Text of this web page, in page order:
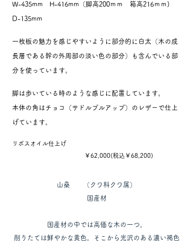
W-435mm H-416mm（脚高200ｍｍ 箱高216ｍｍ)
D-135mm
一枚板の魅力を感じやすいように 部分的に白太（木の成
長層である幹の外周部の淡い色の部分）も含んでいる 部
分を使っています。
脚は歩いている時のような感じに配置しています。
​本体の角はチョコ（サドルプルアップ）のレザーで仕上
げています。
​リボスオイル仕上げ
￥62,000(税込￥68,200)
​山桑 （クワ科クワ属）
​国産材
国産材の中では高価な木の一つ。
削りたては鮮やかな黄色。そこから光沢のある濃い褐色